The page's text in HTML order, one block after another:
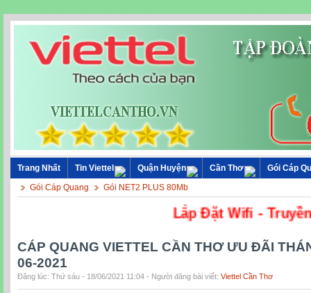
Trang Nhất Tin Viettel Quận Huyện Cần Thơ
Gói Cáp
Gói Cáp Quang
Gói NET2 PLUS 80Mb
Lắp Đặt
CÁP QUANG VIETTEL CẦN THƠ ƯU ĐÃI
06-2021
Đăng lúc: Thứ sáu - 18/06/2021 11:04 - Người đăng bài viết: Viettel Cần Thơ